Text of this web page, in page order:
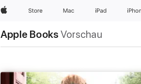
Apple Store Mac iPad
Apple Books Vorschau